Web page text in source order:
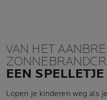
VAN HET
EEN
Lopen je kinderen weg als